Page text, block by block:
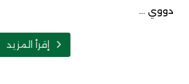
دووي ...
إقرأ المزيد